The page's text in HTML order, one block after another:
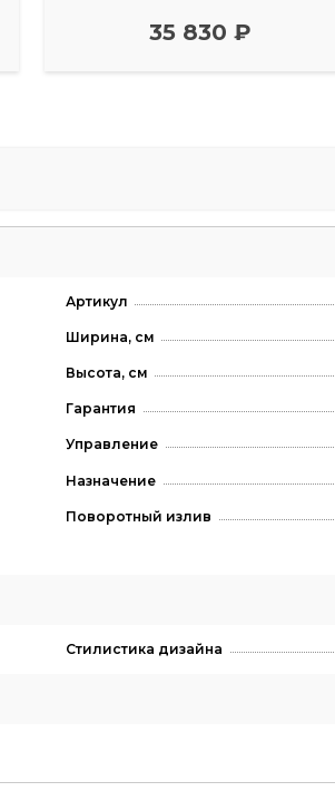
35 830 ₽
Артикул
Ширина, см
Высота, см
Гарантия
Управление
Назначение
Поворотный излив
Стилистика дизайна